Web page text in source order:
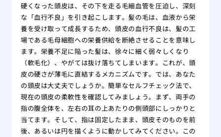
硬くなった頭皮は、その下を走る毛細血管を圧迫し、深刻
な「血行不良」を引き起こします。髪の毛は、血液から栄
養を受け取って成長するため、頭皮の血行不良は、髪の工
場である毛母細胞への栄養供給を断絶させることを意味し
ます。栄養不足に陥った髪は、徐々に細く弱々しくなり
（軟毛化）、やがては抜け落ちてしまいます。これが、頭
皮の硬さが薄毛に直結するメカニズムです。では、あなた
の頭皮は大丈夫でしょうか。簡単なセルフチェック法で、
現在の頭皮の柔軟性を確認してみましょう。まず、両手の
指の腹全体を、左右の耳の上あたりの側頭部にしっかりと
当てます。そして、指は固定したまま、頭皮そのものを前
後、あるいは円を描くように動かしてみてください。この